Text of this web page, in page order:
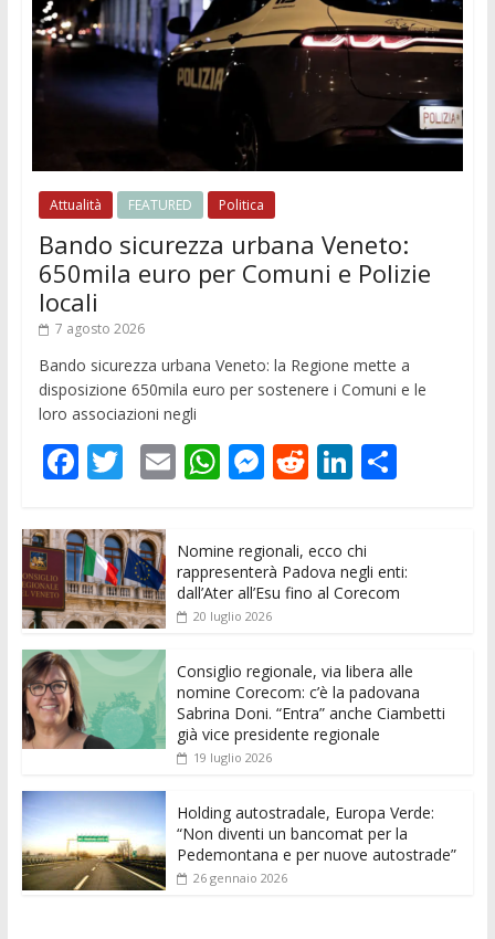
Attualità FEATURED Politica
Bando sicurezza urbana Veneto:
650mila euro per Comuni e Polizie
locali
7 agosto 2026
Bando sicurezza urbana Veneto: la Regione mette a
disposizione 650mila euro per sostenere i Comuni e le
loro associazioni negli
F
e
b
o
o
k
T
itt
er
E
l
W
s
A
p
p
M
ss
e
n
er
R
di
t
Li
k
e
dI
C
di
vi
Nomine regionali, ecco chi
rappresenterà Padova negli enti:
dall’Ater all’Esu fino al Corecom
20 luglio 2026
Consiglio regionale, via libera alle
nomine Corecom: c’è la padovana
Sabrina Doni. “Entra” anche Ciambetti
già vice presidente regionale
19 luglio 2026
Holding autostradale, Europa Verde:
“Non diventi un bancomat per la
Pedemontana e per nuove autostrade”
26 gennaio 2026